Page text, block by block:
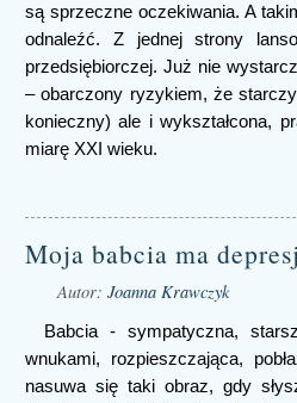
są sprzeczne oczekiwania. A
odnaleźć. Z jednej strony
przedsiębiorczej. Już nie
– obarczony ryzykiem, że
konieczny) ale i wykształcona,
miarę XXI wieku.
Moja babcia ma
Autor: Joanna Krawczyk
Babcia - sympatyczna,
wnukami, rozpieszczająca,
nasuwa się taki obraz, gdy